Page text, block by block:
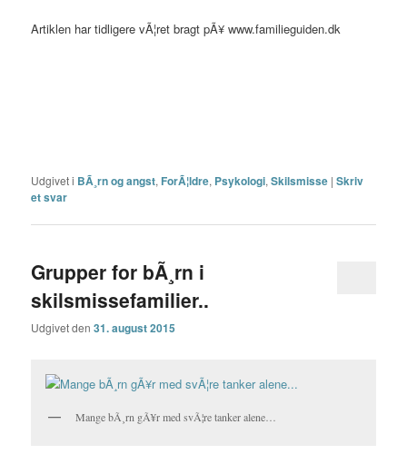
Artiklen har tidligere vÃ¦ret bragt pÃ¥ www.familieguiden.dk
Udgivet i BÃ¸rn og angst, ForÃ¦ldre, Psykologi,Skilsmisse |Skriv
et svar
Grupper for bÃ¸rn i
skilsmissefamilier..
Udgivet den31. august 2015
Mange bÃ¸rn gÃ¥r med svÃ¦re tanker alene…